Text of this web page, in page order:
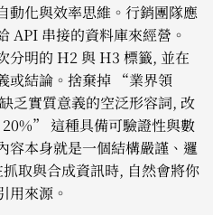
動化與效率思維。行銷團隊應
API 串接的資料庫來經營。
分明的 H2 與 H3 標籤, 並在
或結論。捨棄掉 “業界領
實質意義的空泛形容詞, 改
這種具備可驗證性與數
容本身就是一個結構嚴謹、邏
取與合成資訊時, 自然會將你
用來源。